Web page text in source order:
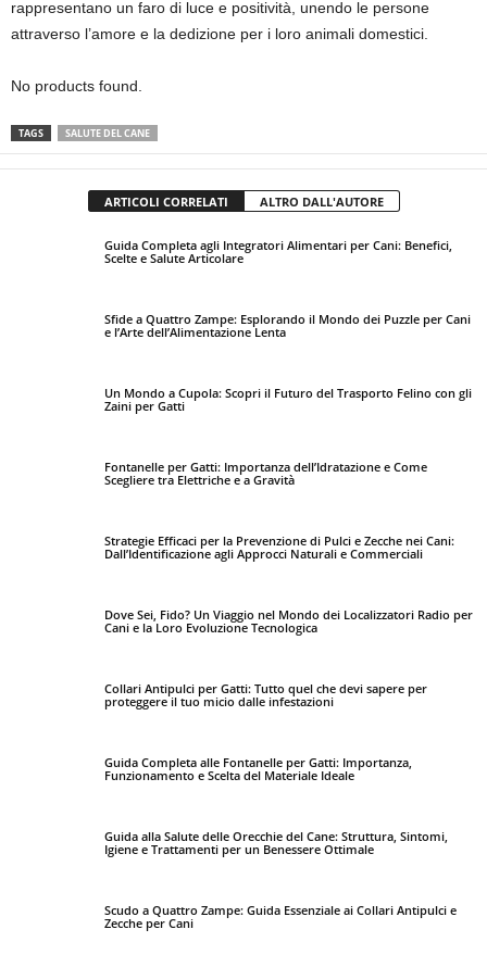
rappresentano un faro di luce e positività, unendo le persone
attraverso l’amore e la dedizione per i loro animali domestici.
No products found.
TAGS SALUTE DEL CANE
ARTICOLI CORRELATI ALTRO DALL'AUTORE
Guida Completa agli Integratori Alimentari per Cani: Benefici,
Scelte e Salute Articolare
Sfide a Quattro Zampe: Esplorando il Mondo dei Puzzle per Cani
e l’Arte dell’Alimentazione Lenta
Un Mondo a Cupola: Scopri il Futuro del Trasporto Felino con gli
Zaini per Gatti
Fontanelle per Gatti: Importanza dell’Idratazione e Come
Scegliere tra Elettriche e a Gravità
Strategie Efficaci per la Prevenzione di Pulci e Zecche nei Cani:
Dall’Identificazione agli Approcci Naturali e Commerciali
Dove Sei, Fido? Un Viaggio nel Mondo dei Localizzatori Radio per
Cani e la Loro Evoluzione Tecnologica
Collari Antipulci per Gatti: Tutto quel che devi sapere per
proteggere il tuo micio dalle infestazioni
Guida Completa alle Fontanelle per Gatti: Importanza,
Funzionamento e Scelta del Materiale Ideale
Guida alla Salute delle Orecchie del Cane: Struttura, Sintomi,
Igiene e Trattamenti per un Benessere Ottimale
Scudo a Quattro Zampe: Guida Essenziale ai Collari Antipulci e
Zecche per Cani